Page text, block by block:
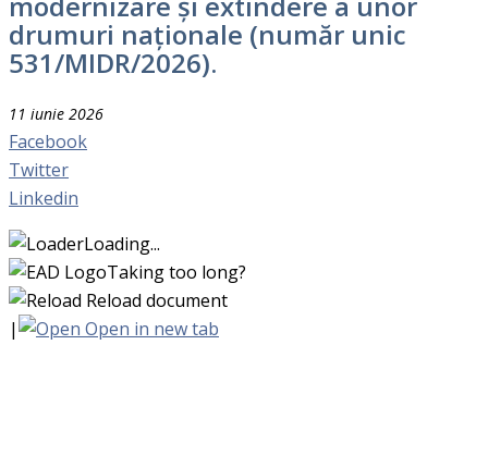
drumuri naționale (număr unic
531/MIDR/2026).
11 iunie 2026
Facebook
Twitter
Linkedin
Loading...
Taking too long?
Reload document
|
Open in new tab